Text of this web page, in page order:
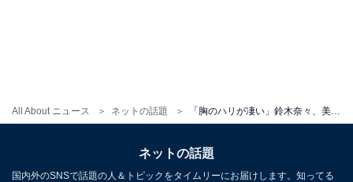
All About ニュース ネットの話題
ネットの話題
国内外のSNSで話題の人＆トピックをタイムリーにお届けします。知ってる